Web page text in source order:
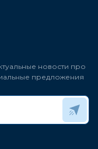
новости про
предложения